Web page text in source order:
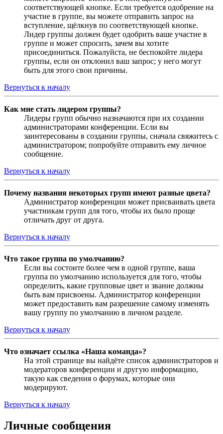
соответствующей кнопке. Если требуется одобрение на
участие в группе, вы можете отправить запрос на
вступление, щёлкнув по соответствующей кнопке.
Лидер группы должен будет одобрить ваше участие в
группе и может спросить, зачем вы хотите
присоединиться. Пожалуйста, не беспокойте лидера
группы, если он отклонил ваш запрос; у него могут
быть для этого свои причины.
Вернуться к началу
Как мне стать лидером группы?
Лидеры групп обычно назначаются при их создании
администраторами конференции. Если вы
заинтересованы в создании группы, сначала свяжитесь с
администратором; попробуйте отправить ему личное
сообщение.
Вернуться к началу
Почему названия некоторых групп имеют разные цвета?
Администратор конференции может присваивать цвета
участникам групп для того, чтобы их было проще
отличать друг от друга.
Вернуться к началу
Что такое группа по умолчанию?
Если вы состоите более чем в одной группе, ваша
группа по умолчанию используется для того, чтобы
определить, какие групповые цвет и звание должны
быть вам присвоены. Администратор конференции
может предоставить вам разрешение самому изменять
вашу группу по умолчанию в личном разделе.
Вернуться к началу
Что означает ссылка «Наша команда»?
На этой странице вы найдёте список администраторов и
модераторов конференции и другую информацию,
такую как сведения о форумах, которые они
модерируют.
Вернуться к началу
Личные сообщения